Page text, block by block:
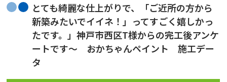
とても綺麗な仕上がりで、「ご近所の方から
新築みたいでイイネ！」ってすごく嬉しかっ
たです。」神戸市西区T様からの完工後アンケ
ートです〜 おかちゃんペイント 施工デー
タ